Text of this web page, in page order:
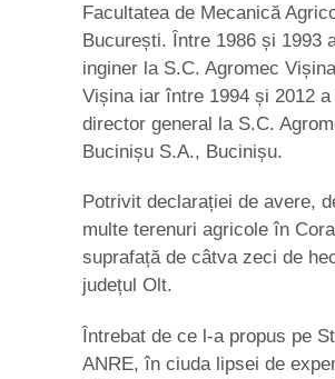
Facultatea de Mecanică
București. Între 1986 și 1993
inginer la S.C. Agromec
Vișina iar între 1994 și 2012
director general la S.C.
Bucinișu S.A., Bucinișu.
Potrivit declarației de avere,
multe terenuri agricole în
suprafață de câtva zeci de
județul Olt.
Întrebat de ce l-a propus pe
ANRE, în ciuda lipsei de